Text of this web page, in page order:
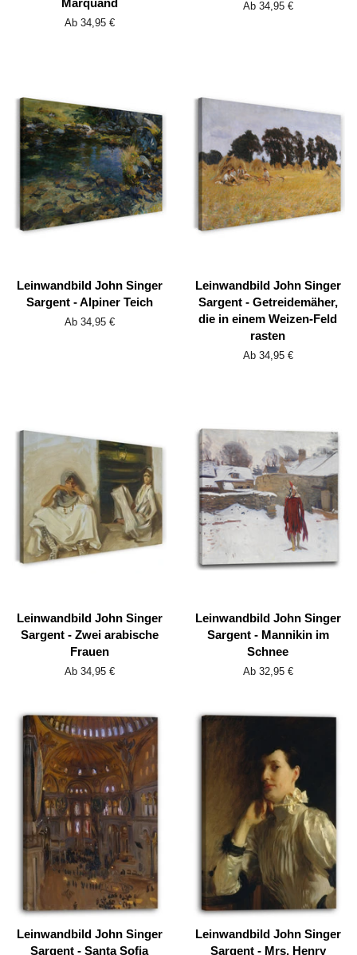
Marquand
Ab 34,95 €
Ab 34,95 €
Leinwandbild John Singer
Sargent - Alpiner Teich
Ab 34,95 €
Leinwandbild John Singer
Sargent - Getreidemäher,
die in einem Weizen-Feld
rasten
Ab 34,95 €
Leinwandbild John Singer
Sargent - Zwei arabische
Frauen
Ab 34,95 €
Leinwandbild John Singer
Sargent - Mannikin im
Schnee
Ab 32,95 €
Leinwandbild John Singer
Sargent - Santa Sofia
Leinwandbild John Singer
Sargent - Mrs. Henry